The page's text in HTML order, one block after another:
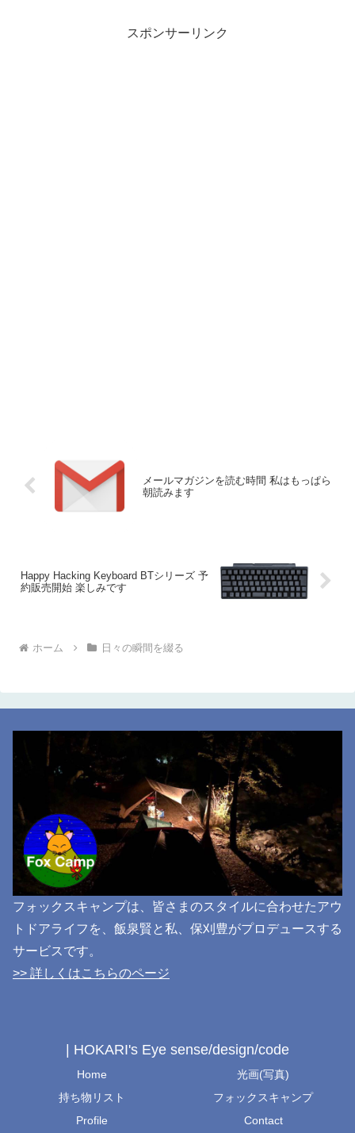
スポンサーリンク
メールマガジンを読む時間 私はもっぱら
朝読みます
Happy Hacking Keyboard BTシリーズ 予
約販売開始 楽しみです
ホーム 日々の瞬間を綴る
フォックスキャンプは、皆さまのスタイルに合わせたアウ
トドアライフを、飯泉賢と私、保刈豊がプロデュースする
サービスです。
>> 詳しくはこちらのページ
| HOKARI's Eye sense/design/code
Home
光画(写真)
持ち物リスト
フォックスキャンプ
Profile
Contact